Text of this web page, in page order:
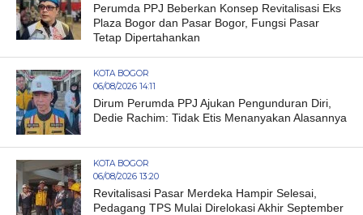
Perumda PPJ Beberkan Konsep Revitalisasi Eks
Plaza Bogor dan Pasar Bogor, Fungsi Pasar
Tetap Dipertahankan
KOTA BOGOR
06/08/2026 14:11
Dirum Perumda PPJ Ajukan Pengunduran Diri,
Dedie Rachim: Tidak Etis Menanyakan Alasannya
KOTA BOGOR
06/08/2026 13:20
Revitalisasi Pasar Merdeka Hampir Selesai,
Pedagang TPS Mulai Direlokasi Akhir September